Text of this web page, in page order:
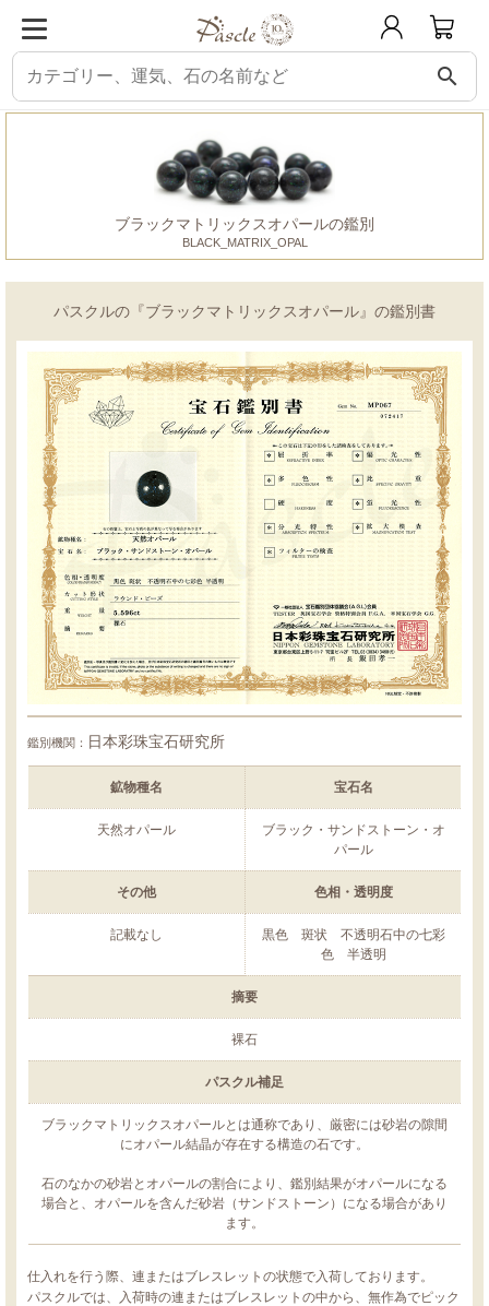
search
パスクル 鑑別書 ブラックマトリックスオパール
ブラックマトリックスオパールの鑑別
BLACK_MATRIX_OPAL
パスクルの『ブラックマトリックスオパール』の鑑別書
鑑別機関： 日本彩珠宝石研究所
鉱物種名 宝石名
天然オパール
ブラック・サンドストーン・オ
パール
その他 色相・透明度
記載なし
黒色 斑状 不透明石中の七彩
色 半透明
摘要
裸石
パスクル補足
ブラックマトリックスオパールとは通称であり、厳密には砂岩の隙間
にオパール結晶が存在する構造の石です。
石のなかの砂岩とオパールの割合により、鑑別結果がオパールになる
場合と、オパールを含んだ砂岩（サンドストーン）になる場合があり
ます。
仕入れを行う際、連またはブレスレットの状態で入荷しております。
パスクルでは、入荷時の連またはブレスレットの中から、無作為でピック